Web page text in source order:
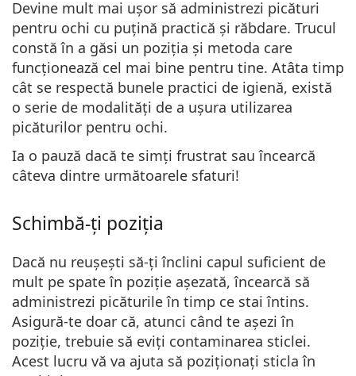
Devine mult mai ușor să administrezi picături
pentru ochi cu puțină practică și răbdare. Trucul
constă în a găsi un poziția și metoda care
funcționează cel mai bine pentru tine. Atâta timp
cât se respectă bunele practici de igienă, există
o serie de modalități de a ușura utilizarea
picăturilor pentru ochi.
Ia o pauză dacă te simți frustrat sau încearcă
câteva dintre următoarele sfaturi!
Schimbă-ți poziția
Dacă nu reușești să-ți înclini capul suficient de
mult pe spate în poziție așezată,încearcă să
administrezi picăturile în timp ce stai întins.
Asigură-te doar că, atunci când te așezi în
poziție, trebuie să eviți contaminarea sticlei.
Acest lucru vă va ajuta să poziționați sticla în